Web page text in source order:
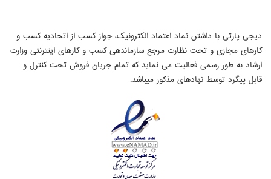
دیجی پارتی با داشتن نماد اعتماد الکترونیک، جواز کسب از اتحادیه کسب و
کارهای مجازی و تحت نظارت مرجع سازماندهی کسب و کارهای اینترنتی وزارت
ارشاد به طور رسمی فعالیت می نماید که تمام جریان فروش تحت کنترل و
قابل پیگرد توسط نهادهای مذکور میباشد.